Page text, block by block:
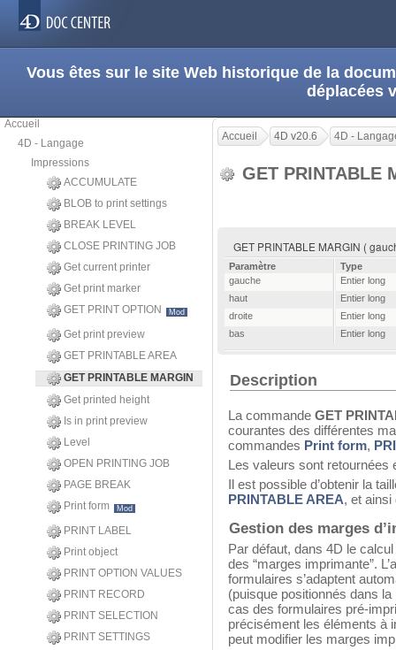
Vous êtes sur le site Web historique de la
déplacées
Accueil
4D - Langage
Impressions
ACCUMULATE
BLOB to print settings
BREAK LEVEL
CLOSE PRINTING JOB
Get current printer
Get print marker
GET PRINT OPTION
Mod
Get print preview
GET PRINTABLE AREA
GET PRINTABLE MARGIN
Get printed height
Is in print preview
Level
OPEN PRINTING JOB
PAGE BREAK
Print form
Mod
PRINT LABEL
Print object
PRINT OPTION VALUES
PRINT RECORD
PRINT SELECTION
PRINT SETTINGS
Accueil 4D v20.6 4D -
GET PRINTABLE
GET PRINTABLE MARGIN (
Paramètre
Type
gauche
Entier long
haut
Entier long
droite
Entier long
bas
Entier long
Description
La commande GET
courantes des différentes
commandes Print form,
Les valeurs sont retournées
Il est possible d’obtenir la
PRINTABLE AREA, et ainsi
Gestion des marges
Par défaut, dans 4D le
des “marges imprimante”.
formulaires s’adaptent
(puisque positionnés dans
cas des formulaires pré-
précisément les éléments à
peut modifier les marges